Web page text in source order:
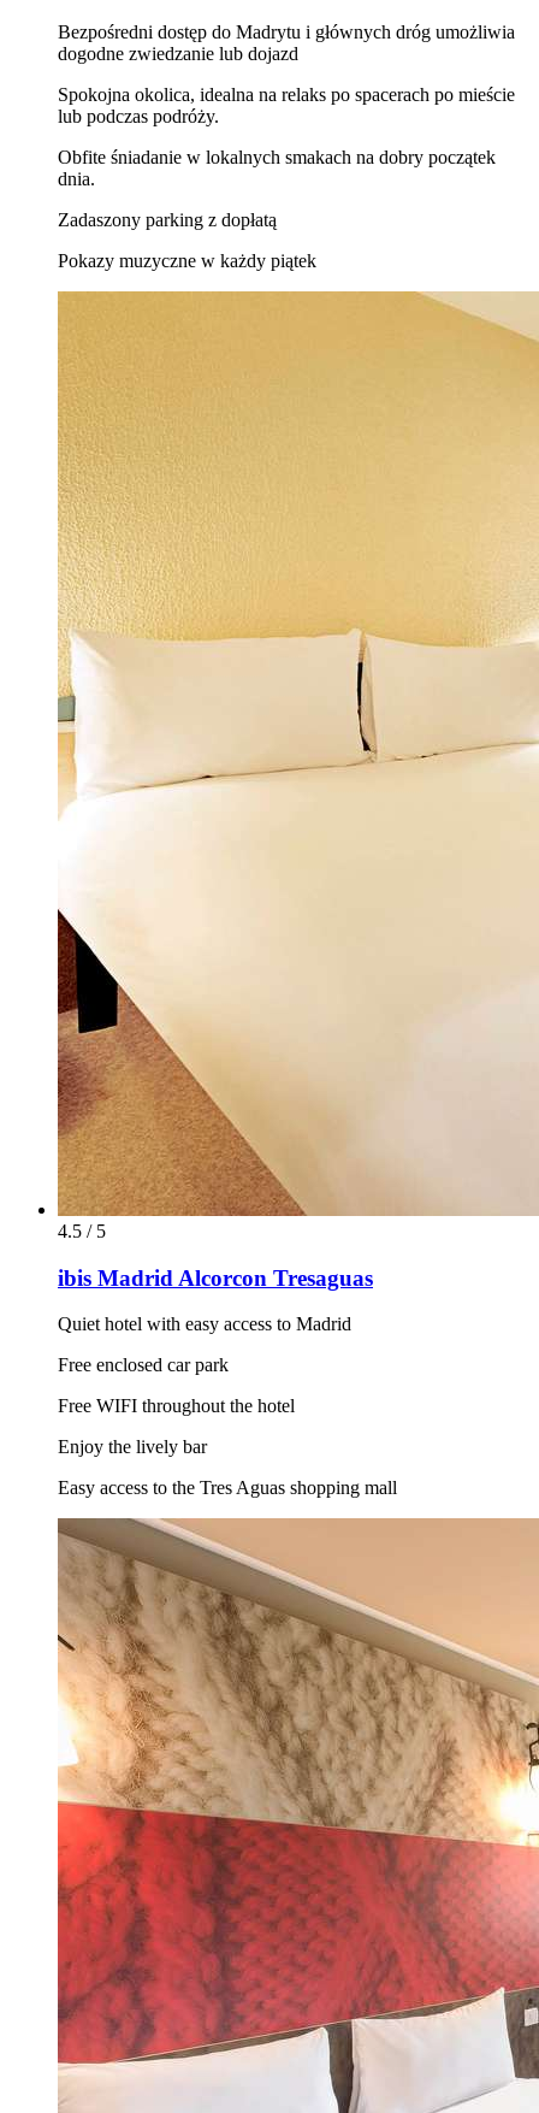
Bezpośredni dostęp do Madrytu i głównych dróg umożliwia
dogodne zwiedzanie lub dojazd
Spokojna okolica, idealna na relaks po spacerach po mieście
lub podczas podróży.
Obfite śniadanie w lokalnych smakach na dobry początek
dnia.
Zadaszony parking z dopłatą
Pokazy muzyczne w każdy piątek
4.5 / 5
ibis Madrid Alcorcon Tresaguas
Quiet hotel with easy access to Madrid
Free enclosed car park
Free WIFI throughout the hotel
Enjoy the lively bar
Easy access to the Tres Aguas shopping mall